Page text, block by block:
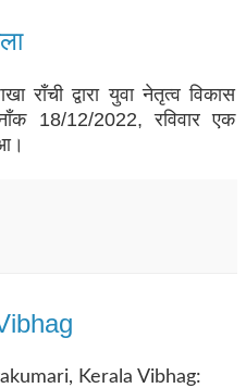
राँचीद्वारा युवा नेतृत्व विकास
18/12/2022, रविवार एक
Kerala Vibhag: